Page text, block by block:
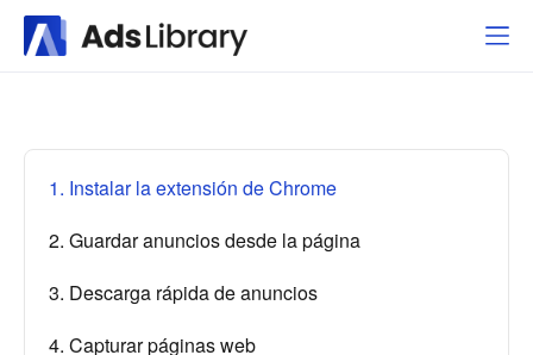
1. Instalar la extensión de Chrome
2. Guardar anuncios desde la página
3. Descarga rápida de anuncios
4. Capturar páginas web